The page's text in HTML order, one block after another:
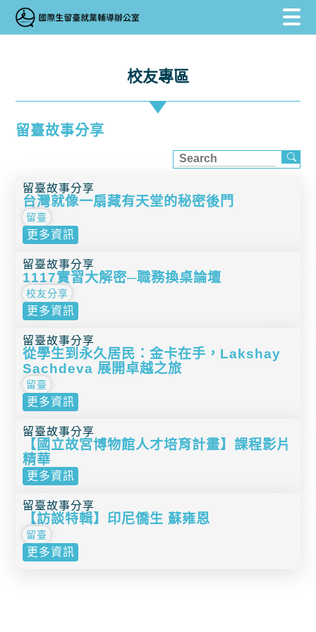
校友專區
留臺故事分享
留臺故事分享
台灣就像一扇藏有天堂的秘密後門
留臺
更多資訊
留臺故事分享
1117實習大解密─職務換桌論壇
校友分享
更多資訊
留臺故事分享
從學生到永久居民：金卡在手，Lakshay
Sachdeva 展開卓越之旅
留臺
更多資訊
留臺故事分享
【國立故宮博物館人才培育計畫】課程影片
精華
更多資訊
留臺故事分享
【訪談特輯】印尼僑生 蘇雍恩
留臺
更多資訊